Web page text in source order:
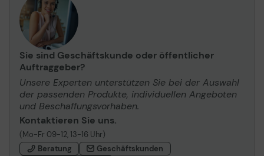
Sie sind Geschäftskunde oder öffentlicher
Auftraggeber?
Unsere Experten unterstützen Sie bei der Auswahl
der passenden Produkte, individuellen Angeboten
und Beschaffungsvorhaben.
Kontaktieren Sie uns.
(Mo-Fr 09-12, 13-16 Uhr)
Beratung
Geschäftskunden